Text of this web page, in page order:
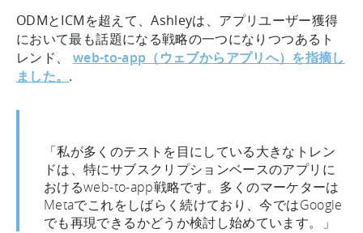
ODMとICMを超えて、Ashleyは、アプリユーザー獲得
において最も話題になる戦略の一つになりつつあるト
レンド、 web-to-app（ウェブからアプリへ）を指摘し
ました。 .
「私が多くのテストを目にしている大きなトレン
ドは、特にサブスクリプションベースのアプリに
おけるweb-to-app戦略です。多くのマーケターは
Metaでこれをしばらく続けており、今ではGoogle
でも再現できるかどうか検討し始めています。」